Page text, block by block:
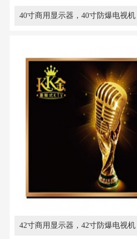
40寸商用显示器，40寸防爆电视
42寸商用显示器，42寸防爆电视